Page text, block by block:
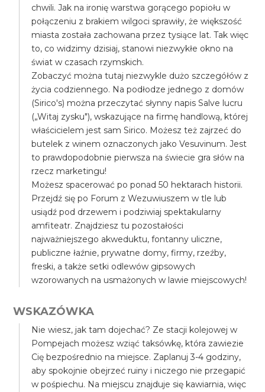
chwili. Jak na ironię warstwa gorącego popiołu w
połączeniu z brakiem wilgoci sprawiły, że większość
miasta została zachowana przez tysiące lat. Tak więc
to, co widzimy dzisiaj, stanowi niezwykłe okno na
świat w czasach rzymskich.
Zobaczyć można tutaj niezwykle dużo szczegółów z
życia codziennego. Na podłodze jednego z domów
(Sirico's) można przeczytać słynny napis Salve lucru
(„Witaj zysku"), wskazujące na firmę handlową, której
właścicielem jest sam Sirico. Możesz też zajrzeć do
butelek z winem oznaczonych jako Vesuvinum. Jest
to prawdopodobnie pierwsza na świecie gra słów na
rzecz marketingu!
Możesz spacerować po ponad 50 hektarach historii.
Przejdź się po Forum z Wezuwiuszem w tle lub
usiądź pod drzewem i podziwiaj spektakularny
amfiteatr. Znajdziesz tu pozostałości
najważniejszego akweduktu, fontanny uliczne,
publiczne łaźnie, prywatne domy, firmy, rzeźby,
freski, a także setki odlewów gipsowych
wzorowanych na usmażonych w lawie miejscowych!
WSKAZÓWKA
Nie wiesz, jak tam dojechać? Ze stacji kolejowej w
Pompejach możesz wziąć taksówkę, która zawiezie
Cię bezpośrednio na miejsce. Zaplanuj 3-4 godziny,
aby spokojnie obejrzeć ruiny i niczego nie przegapić
w pośpiechu. Na miejscu znajduje się kawiarnia, więc